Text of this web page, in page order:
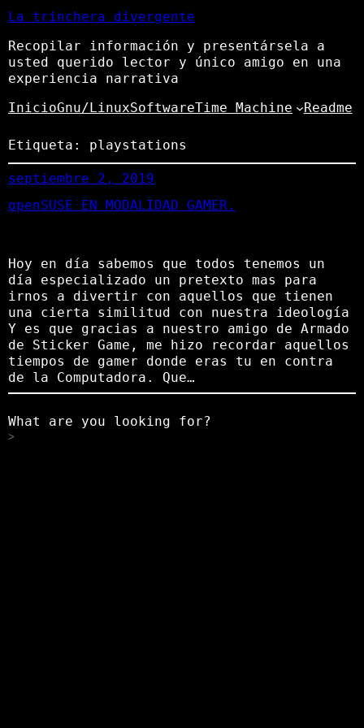
La trinchera divergente
Recopilar información y presentársela a
usted querido lector y único amigo en una
experiencia narrativa
InicioGnu/LinuxSoftwareTime Machine Readme
Etiqueta: playstations
septiembre 2, 2019
openSUSE EN MODALIDAD GAMER.
Hoy en día sabemos que todos tenemos un
día especializado un pretexto mas para
irnos a divertir con aquellos que tienen
una cierta similitud con nuestra ideología
Y es que gracias a nuestro amigo de Armado
de Sticker Game, me hizo recordar aquellos
tiempos de gamer donde eras tu en contra
de la Computadora. Que…
What are you looking for?